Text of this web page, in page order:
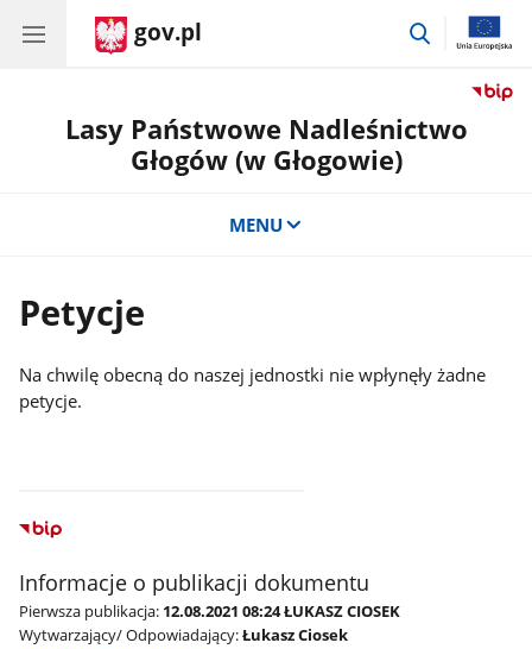
gov.pl
przejdź
Lasy Państwowe Nadleśnictwo
Głogów (w Głogowie)
MENU
Petycje
Na chwilę obecną do naszej jednostki nie wpłynęły żadne
petycje.
Informacje o publikacji dokumentu
Pierwsza publikacja: 12.08.2021 08:24 ŁUKASZ CIOSEK
Wytwarzający/ Odpowiadający:Łukasz Ciosek